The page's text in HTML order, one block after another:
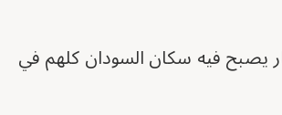
يصبح فيه سكان السودان كلهم في